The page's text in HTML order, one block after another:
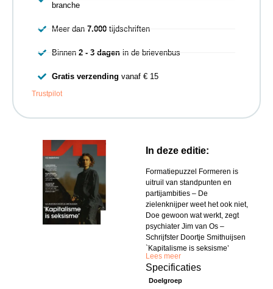
In deze editie:
Formatiepuzzel Formeren is
uitruil van standpunten en
partijambities – De
zielenknijper weet het ook niet,
Doe gewoon wat werkt, zegt
psychiater Jim van Os –
Schrijfster Doortje Smithuijsen
`Kapitalisme is seksisme’
Lees meer
Specificaties
Doelgroep
branche
Meer dan 7.000tijdschriften
Binnen 2 - 3 dagenin de brievenbus
Gratis verzending vanaf € 15
Trustpilot